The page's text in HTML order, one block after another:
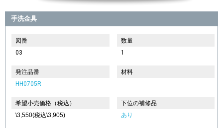
手洗金具
図番
03
数量
1
発注品番
HH0705R
材料
希望小売価格（税込）
\3,550(税込\3,905)
下位の補修品
あり